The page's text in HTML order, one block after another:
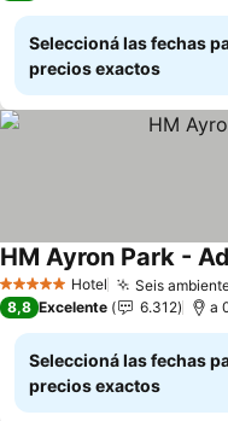
Seleccioná las fechas
precios exactos
5 Estrellas Hotel Seis
HM Ayron Park -
8,8 Excelente 6.312 a
Seleccioná las fechas
precios exactos